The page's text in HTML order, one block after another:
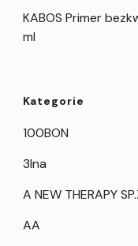
KABOS Primer
ml
Kategorie
100BON
3Ina
A NEW THERAPY
AA